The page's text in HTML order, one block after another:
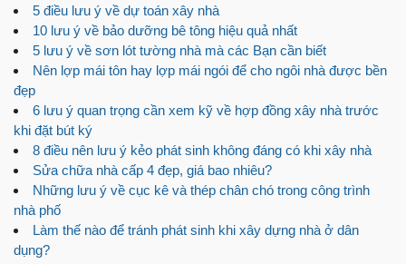
5 điều lưu ý về dự toán xây nhà
10 lưu ý về bảo dưỡng bê tông hiệu quả nhất
5 lưu ý về sơn lót tường nhà mà các Bạn cần biết
Nên lợp mái tôn hay lợp mái ngói để cho ngôi nhà được bền
đẹp
6 lưu ý quan trọng cần xem kỹ về hợp đồng xây nhà trước
khi đặt bút ký
8 điều nên lưu ý kẻo phát sinh không đáng có khi xây nhà
Sửa chữa nhà cấp 4 đẹp, giá bao nhiêu?
Những lưu ý về cục kê và thép chân chó trong công trình
nhà phố
Làm thế nào để tránh phát sinh khi xây dựng nhà ở dân
dụng?